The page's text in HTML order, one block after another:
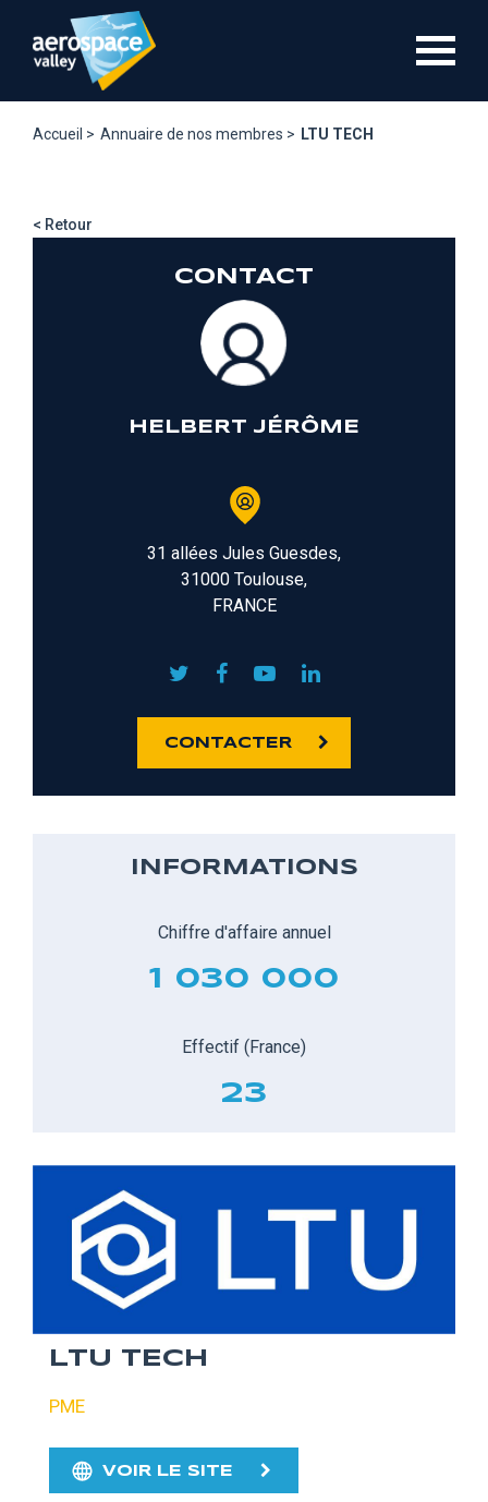
contenu
Accueil > Annuaire de nos membres > LTU TECH
< Retour
CONTACT
HELBERT JÉRÔME
31 allées Jules Guesdes,
31000 Toulouse,
FRANCE
CONTACTER
INFORMATIONS
Chiffre d'affaire annuel
1 030 000
Effectif (France)
23
LTU TECH
PME
VOIR LE SITE